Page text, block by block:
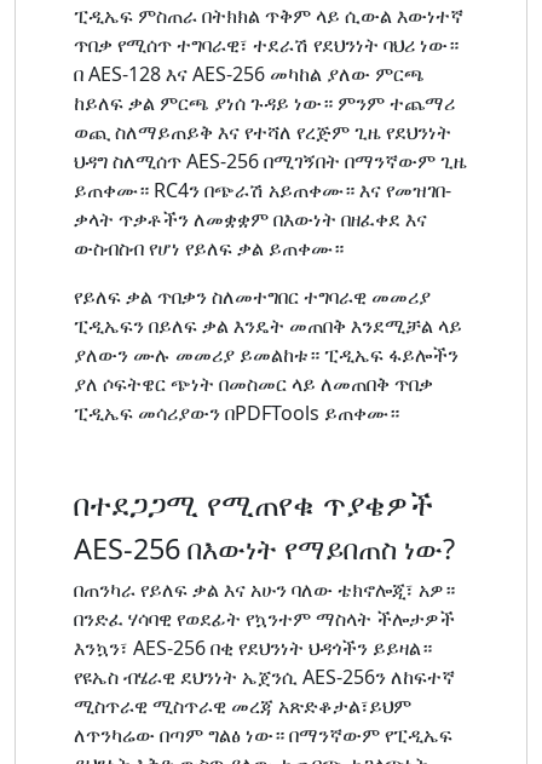
ፒዲኤፍ ምስጠራ በትክክል ጥቅም ላይ ሲውል እውነተኛ
ጥበቃ የሚሰጥ ተግባራዊ፣ ተደራሽ የደህንነት ባህሪ ነው።
በ AES-128 እና AES-256 መካከል ያለው ምርጫ
ከይለፍ ቃል ምርጫ ያነሰ ጉዳይ ነው። ምንም ተጨማሪ
ወጪ ስለማይጠይቅ እና የተሻለ የረጅም ጊዜ የደህንነት
ህዳግ ስለሚሰጥ AES-256 በሚገኝበት በማንኛውም ጊዜ
ይጠቀሙ። RC4ን በጭራሽ አይጠቀሙ። እና የመዝገበ-
ቃላት ጥቃቶችን ለመቋቋም በእውነት በዘፈቀደ እና
ውስብስብ የሆነ የይለፍ ቃል ይጠቀሙ።
የይለፍ ቃል ጥበቃን ስለመተግበር ተግባራዊ መመሪያ
ፒዲኤፍን በይለፍ ቃል እንዴት መጠበቅ እንደሚቻል ላይ
ያለውን ሙሉ መመሪያ ይመልከቱ። ፒዲኤፍ ፋይሎችን
ያለ ሶፍትዌር ጭነት በመስመር ላይ ለመጠበቅ ጥበቃ
ፒዲኤፍ መሳሪያውን በPDFTools ይጠቀሙ።
በተደጋጋሚ የሚጠየቁ ጥያቄዎች
AES-256 በእውነት የማይበጠስ ነው?
በጠንካራ የይለፍ ቃል እና አሁን ባለው ቴክኖሎጂ፣ አዎ።
በንድፈ ሃሳባዊ የወደፊት የኳንተም ማስላት ችሎታዎች
እንኳን፣ AES-256 በቂ የደህንነት ህዳጎችን ይይዛል።
የዩኤስ ብሄራዊ ደህንነት ኤጀንሲ AES-256ን ለከፍተኛ
ሚስጥራዊ ሚስጥራዊ መረጃ አጽድቆታል፣ይህም
ለጥንካሬው በጣም ግልፅ ነው። በማንኛውም የፒዲኤፍ